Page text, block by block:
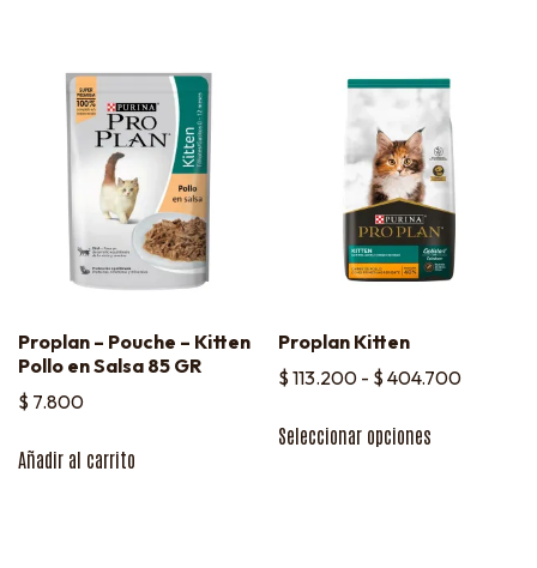
Proplan – Pouche – Kitten
Pollo en Salsa 85 GR
$ 7.800
Añadir al carrito
Proplan Kitten
$ 113.200 - $ 404.700
Seleccionar opciones